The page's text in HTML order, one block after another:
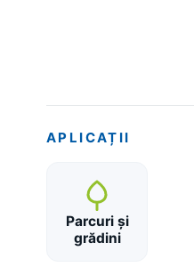
APLICAȚII
Parcuri și
grădini